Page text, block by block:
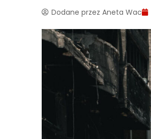
Dodane przez Aneta Wac